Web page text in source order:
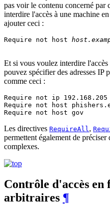
pas voir le contenu concerné par
interdire l'accès à une machine
ajouter ceci :
Require not host
Et si vous voulez interdire
pouvez spécifier des adresses IP
comme ceci :
Require not ip 192.168.205
Require not host
Require not host gov
Les directives RequireAll ,
permettent également de préciser
complexes.
Contrôle d'accès en
arbitraires ¶